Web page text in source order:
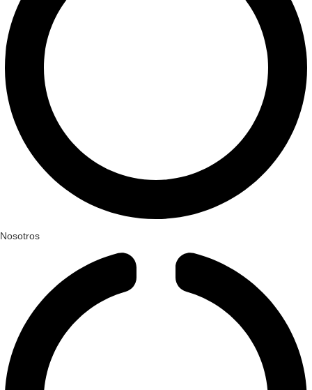
Nosotros